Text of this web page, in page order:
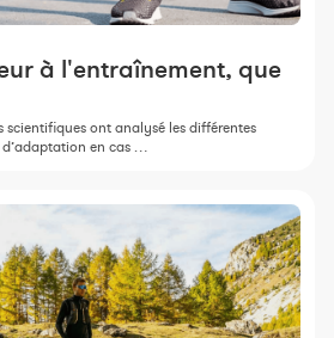
à l'entraînement, que
scientifiques ont analysé les différentes
en cas …